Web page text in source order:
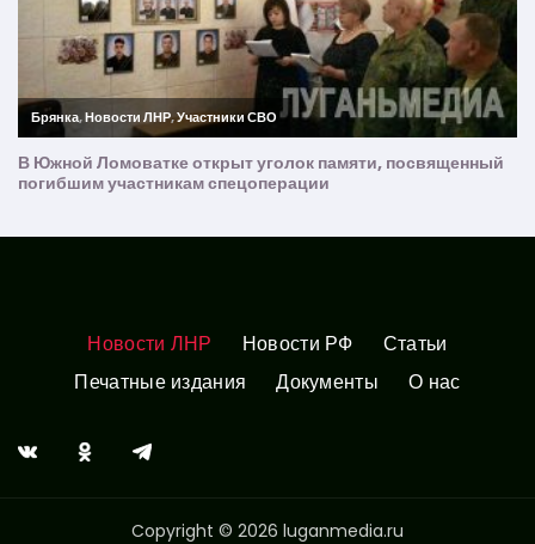
Новости ЛНР Новости РФ
Статьи
Печатные издания
Документы О нас
Copyright © 2026 luganmedia.ru